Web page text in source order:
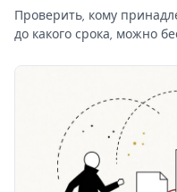
Проверить, кому
до какого срока, можно
институт, чем они